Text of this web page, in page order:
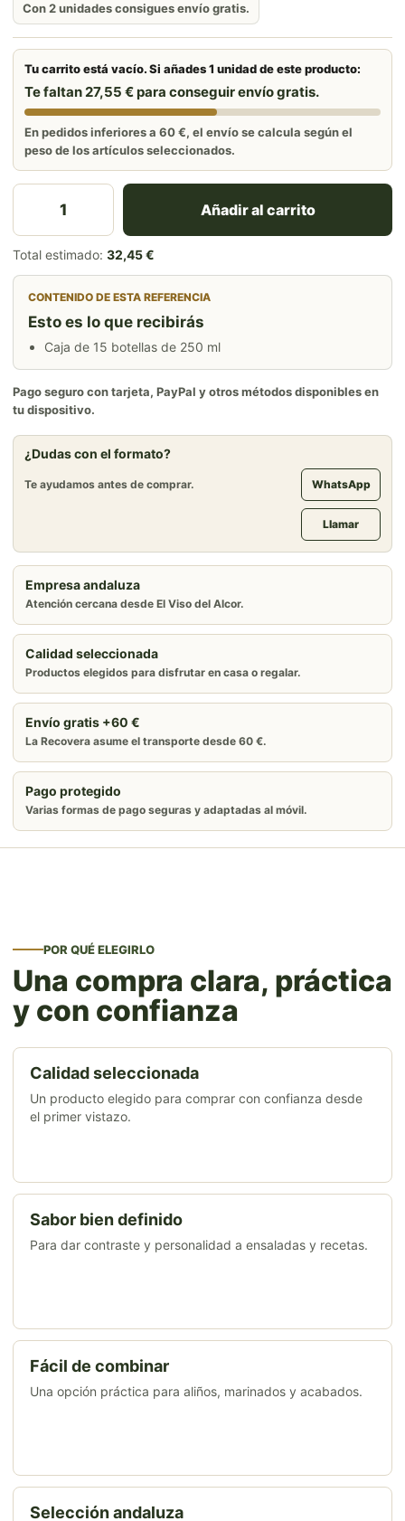
Con 2 unidades consigues envío gratis.
Tu carrito está vacío. Si añades 1 unidad de este producto:
Te faltan 27,55 € para conseguir envío gratis.
En pedidos inferiores a 60 €, el envío se calcula según el
peso de los artículos seleccionados.
Caja Crema de Vinagre de Granada 250ml (6
Añadir al carrito
Total estimado: 32,45 €
CONTENIDO DE ESTA REFERENCIA
Esto es lo que recibirás
Caja de 15 botellas de 250 ml
Pago seguro con tarjeta, PayPal y otros métodos disponibles en
tu dispositivo.
¿Dudas con el formato?
Te ayudamos antes de comprar. WhatsApp
Llamar
Empresa andaluza
Atención cercana desde El Viso del Alcor.
Calidad seleccionada
Productos elegidos para disfrutar en casa o regalar.
Envío gratis +60 €
La Recovera asume el transporte desde 60 €.
Pago protegido
Varias formas de pago seguras y adaptadas al móvil.
POR QUÉ ELEGIRLO
Una compra clara, práctica
y con confianza
Calidad seleccionada
Un producto elegido para comprar con confianza desde
el primer vistazo.
Sabor bien definido
Para dar contraste y personalidad a ensaladas y recetas.
Fácil de combinar
Una opción práctica para aliños, marinados y acabados.
Selección andaluza